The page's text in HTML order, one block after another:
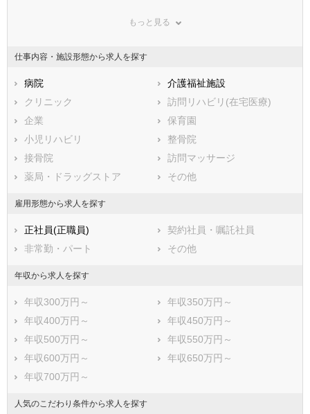
山口県
福岡県
佐賀県
熊本県
宮崎県
鹿児島県
船橋市
木更津市
松戸市
野田市
茂原市
成田市
佐倉市
東金市
旭市
習志野市
柏市
勝浦市
市原市
鎌ケ谷市
君津市
富津市
浦安市
四街道市
白井市
富里市
南房総市
匝瑳市
香取市
山武市
いすみ市
大網白里市
印旛郡酒々井町
香取郡神崎町
もっと見る
仕事内容・施設形態から求人を探す
病院
介護福祉施設
クリニック
訪問リハビリ(在宅医療)
企業
保育園
小児リハビリ
整骨院
接骨院
訪問マッサージ
薬局・ドラッグストア
その他
雇用形態から求人を探す
正社員(正職員)
契約社員・嘱託社員
非常勤・パート
その他
年収から求人を探す
年収300万円～
年収350万円～
年収400万円～
年収450万円～
年収500万円～
年収550万円～
年収600万円～
年収650万円～
年収700万円～
人気のこだわり条件から求人を探す